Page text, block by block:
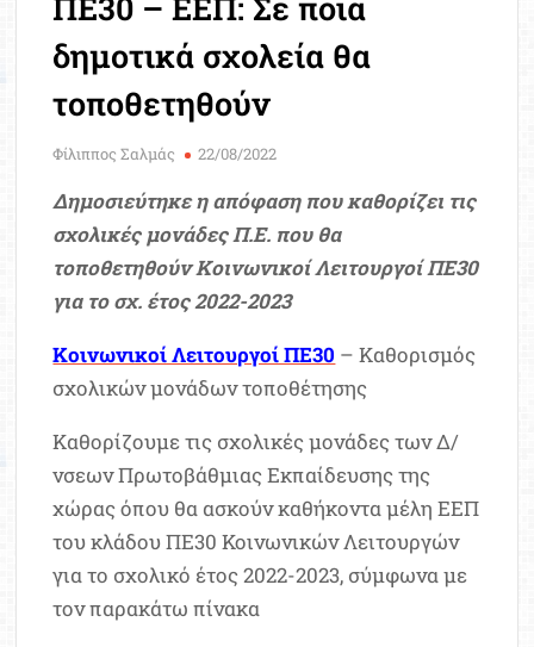
δημοτικά σχολεία θα
τοποθετηθούν
Φίλιππος Σαλμάς 22/08/2022
Δημοσιεύτηκε η απόφαση που καθορίζει τις
σχολικές μονάδες Π.Ε. που θα
τοποθετηθούν Κοινωνικοί Λειτουργοί ΠΕ30
για το σχ. έτος 2022-2023
Κοινωνικοί Λειτουργοί ΠΕ30 – Καθορισμός
σχολικών μονάδων τοποθέτησης
Καθορίζουμε τις σχολικές μονάδες των Δ/
νσεων Πρωτοβάθμιας Εκπαίδευσης της
χώρας όπου θα ασκούν καθήκοντα μέλη ΕΕΠ
του κλάδου ΠΕ30 Κοινωνικών Λειτουργών
για το σχολικό έτος 2022-2023, σύμφωνα με
τον παρακάτω πίνακα